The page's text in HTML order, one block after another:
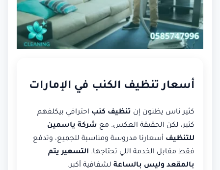
أسعار تنظيف الكنب في الإمارات
كثير ناس يظنون إن تنظيف كنب احترافي بيكلفهم
كثير، لكن الحقيقة العكس. مع شركة ياسمين
للتنظيف أسعارنا مدروسة ومناسبة للجميع، وتدفع
فقط مقابل الخدمة اللي تحتاجها. التسعير يتم
بالمقعد وليس بالساعة لشفافية أكبر.